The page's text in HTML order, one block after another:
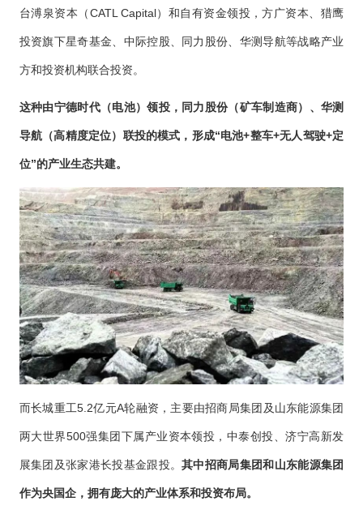
台溥泉资本（CATL Capital）和自有资金领投，方广资本、猎鹰
投资旗下星奇基金、中际控股、同力股份、华测导航等战略产业
方和投资机构联合投资。
这种由宁德时代（电池）领投，同力股份（矿车制造商）、华测
导航（高精度定位）联投的模式，形成“电池+整车+无人驾驶+定
位”的产业生态共建。
而长城重工5.2亿元A轮融资，主要由招商局集团及山东能源集团
两大世界500强集团下属产业资本领投，中泰创投、济宁高新发
展集团及张家港长投基金跟投。其中招商局集团和山东能源集团
作为央国企，拥有庞大的产业体系和投资布局。